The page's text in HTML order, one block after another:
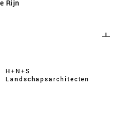
Rijn
H+N+S
Landschaps­architecten